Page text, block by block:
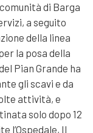
di Barga
a seguito
della linea
la posa della
Pian Grande ha
gli scavi e da
attività, e
solo dopo 12
l’Ospedale, Il